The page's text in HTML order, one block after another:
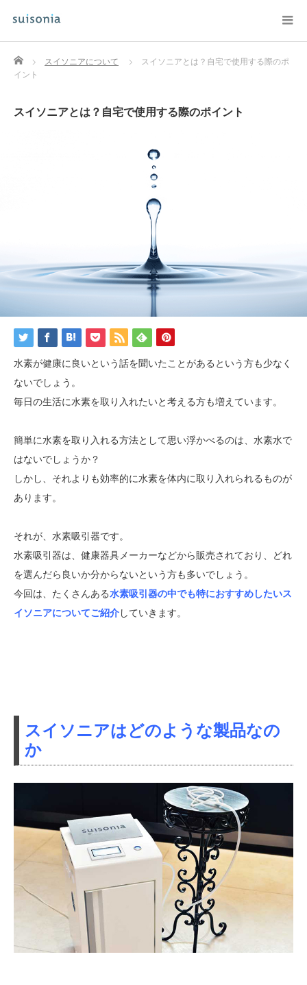
Home スイソニアについて
スイソニアとは？自宅で使用する際のポ
イント
スイソニアとは？自宅で使用する際のポイント
水素が健康に良いという話を聞いたことがあるという方も少なく
ないでしょう。
毎日の生活に水素を取り入れたいと考える方も増えています。
簡単に水素を取り入れる方法として思い浮かべるのは、水素水で
はないでしょうか？
しかし、それよりも効率的に水素を体内に取り入れられるものが
あります。
それが、水素吸引器です。
水素吸引器は、健康器具メーカーなどから販売されており、どれ
を選んだら良いか分からないという方も多いでしょう。
今回は、たくさんある水素吸引器の中でも特におすすめしたいス
イソニアについてご紹介していきます。
スイソニアはどのような製品なの
か